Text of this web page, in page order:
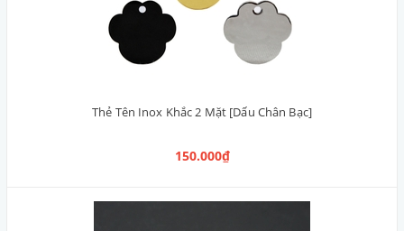
Thẻ Tên Inox Khắc 2 Mặt [Dấu Chân Bạc]
150.000₫